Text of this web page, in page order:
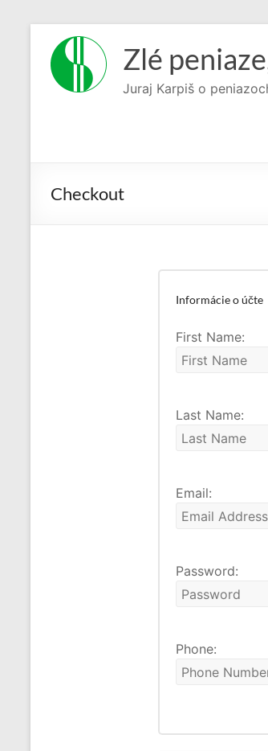
obsah
Zlé
Juraj Karpiš o
Checkout
Informácie o účte
First Name:
Last Name:
Email:
Password:
Phone: